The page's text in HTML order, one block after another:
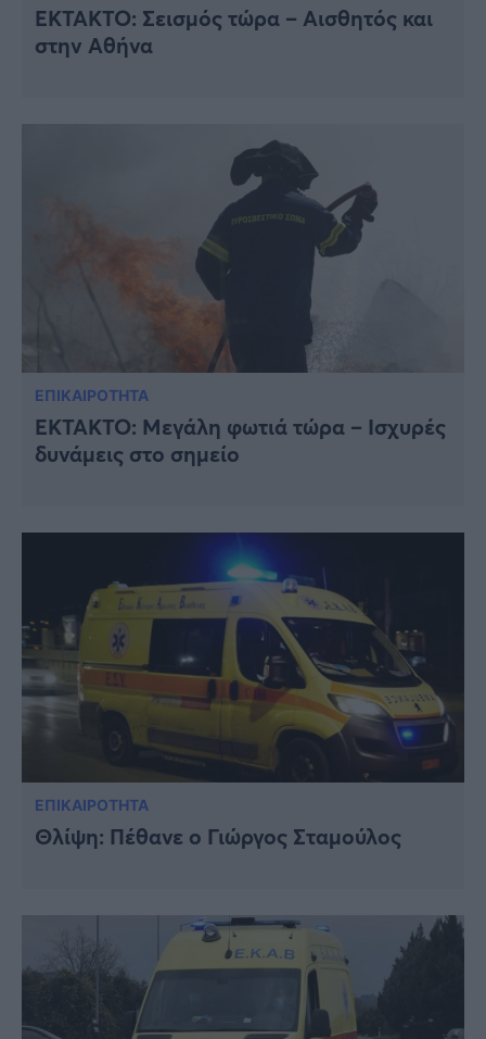
ΈΚΤΑΚΤΟ: Σεισμός τώρα – Αισθητός και
στην Αθήνα
ΕΠΙΚΑΙΡΟΤΗΤΑ
ΕΚΤΑΚΤΟ: Μεγάλη φωτιά τώρα – Ισχυρές
δυνάμεις στο σημείο
ΕΠΙΚΑΙΡΟΤΗΤΑ
Θλίψη: Πέθανε ο Γιώργος Σταμούλος